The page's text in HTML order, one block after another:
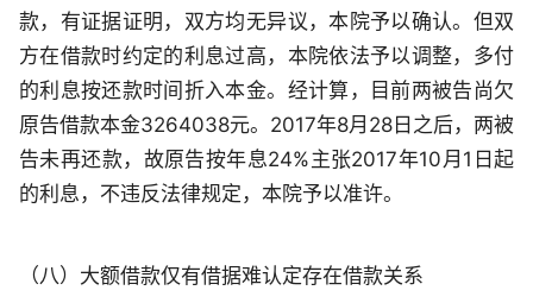
款，有证据证明，双方均无异议，本院予以确认。但双
方在借款时约定的利息过高，本院依法予以调整，多付
的利息按还款时间折入本金。经计算，目前两被告尚欠
原告借款本金3264038元。2017年8月28日之后，两被
告未再还款，故原告按年息24%主张2017年10月1日起
的利息，不违反法律规定，本院予以准许。
（八）大额借款仅有借据难认定存在借款关系